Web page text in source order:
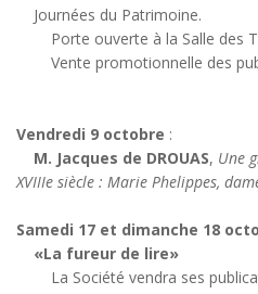
Journées du Patrimoine.
Porte ouverte à la Salle des
Vente promotionnelle des
Vendredi 9 octobre :
M. Jacques de DROUAS, Une
XVIIIe siècle : Marie Phelippes,
Samedi 17 et dimanche 18
«La fureur de lire»
La Société vendra ses